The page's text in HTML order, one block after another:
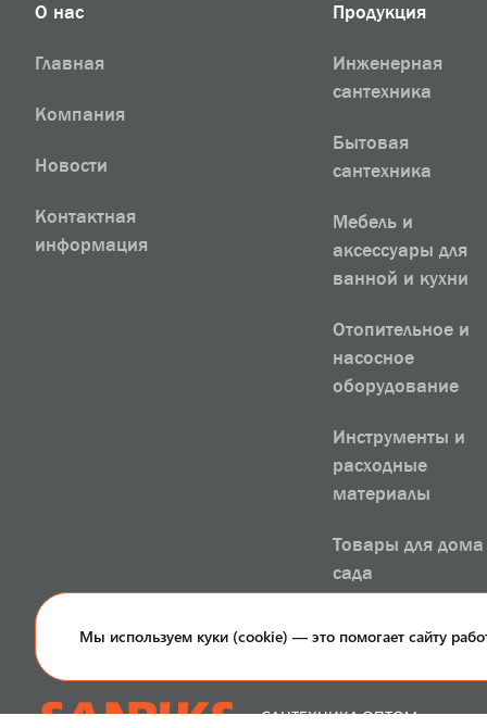
Мы используем куки (cookie) — это помогает сайту
О нас
Главная
Компания
Новости
Контактная
информация
Продукция
Инженерная
сантехника
Бытовая
сантехника
Мебель и
аксессуары для
ванной и кухни
Отопительное и
насосное
оборудование
Инструменты и
расходные
материалы
Товары для дома
сада
САНТЕХНИКА ОПТОМ